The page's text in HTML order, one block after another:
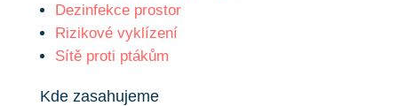
Dezinfekce prostor
Rizikové vyklízení
Sítě proti ptákům
Kde zasahujeme